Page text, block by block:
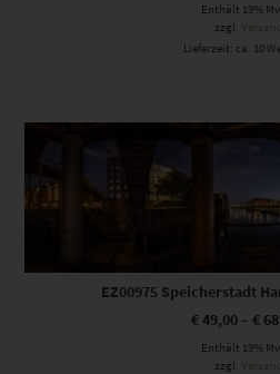
Enthält 19%
zzgl.
Lieferzeit: ca. 10
Dieses Produkt weist mehrere Varianten auf. Die Optionen
EZ00975 Speicherstadt
€49,00 – €
Enthält 19%
zzgl.